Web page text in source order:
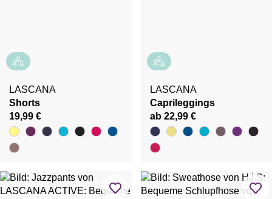
LASCANA
Shorts
19,99 €
LASCANA
Caprileggings
ab 22,99 €